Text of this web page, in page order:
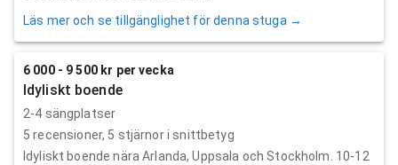
Läs mer och se tillgänglighet för denna stuga →
6 000 - 9 500 kr per vecka
Idyliskt boende
2-4 sängplatser
5 recensioner, 5 stjärnor i snittbetyg
Idyliskt boende nära Arlanda, Uppsala och Stockholm. 10-12